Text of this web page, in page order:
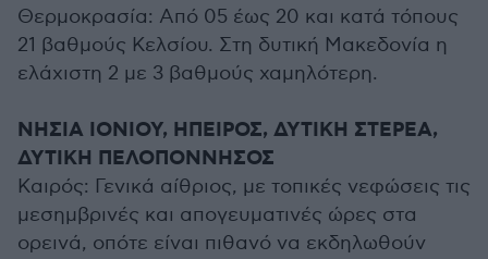
Θερμοκρασία: Από 05 έως 20 και κατά τόπους
21 βαθμούς Κελσίου. Στη δυτική Μακεδονία η
ελάχιστη 2 με 3 βαθμούς χαμηλότερη.
ΝΗΣΙΑ ΙΟΝΙΟΥ, ΗΠΕΙΡΟΣ, ΔΥΤΙΚΗ ΣΤΕΡΕΑ,
ΔΥΤΙΚΗ ΠΕΛΟΠΟΝΝΗΣΟΣ
Καιρός: Γενικά αίθριος, με τοπικές νεφώσεις τις
μεσημβρινές και απογευματινές ώρες στα
ορεινά, οπότε είναι πιθανό να εκδηλωθούν